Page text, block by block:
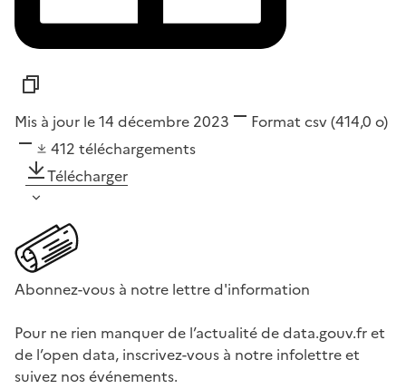
Mis à jour le 14 décembre 2023 Format csv(414,0 o)
412 téléchargements
Télécharger
Abonnez-vous à notre lettre d'information
Pour ne rien manquer de l’actualité de data.gouv.fr et
de l’open data, inscrivez-vous à notre infolettre et
suivez nos événements.